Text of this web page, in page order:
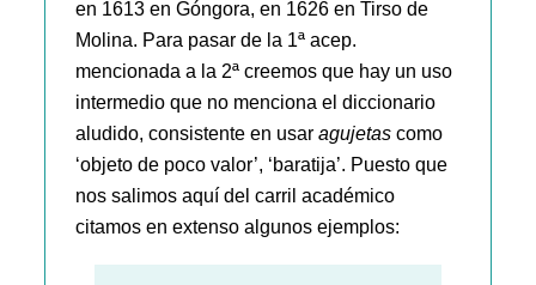
en 1613 en Góngora, en 1626 en Tirso de
Molina. Para pasar de la 1ª acep.
mencionada a la 2ª creemos que hay un uso
intermedio que no menciona el diccionario
aludido, consistente en usaragujetas como
‘objeto de poco valor’, ‘baratija’. Puesto que
nos salimos aquí del carril académico
citamos en extenso algunos ejemplos: